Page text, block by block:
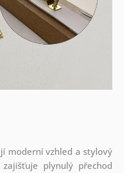
moderní vzhled a stylový
plynulý přechod